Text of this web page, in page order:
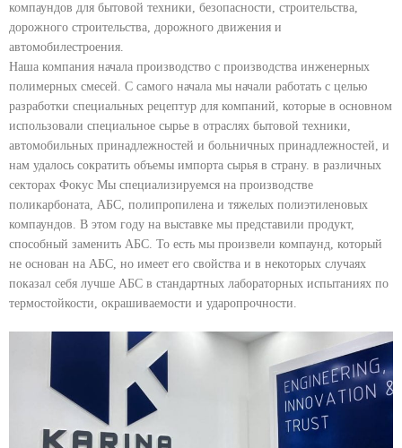
компаундов для бытовой техники, безопасности, строительства,
дорожного строительства, дорожного движения и
автомобилестроения.
Наша компания начала производство с производства инженерных
полимерных смесей. С самого начала мы начали работать с целью
разработки специальных рецептур для компаний, которые в основном
использовали специальное сырье в отраслях бытовой техники,
автомобильных принадлежностей и больничных принадлежностей, и
нам удалось сократить объемы импорта сырья в страну. в различных
секторах Фокус Мы специализируемся на производстве
поликарбоната, АБС, полипропилена и тяжелых полиэтиленовых
компаундов. В этом году на выставке мы представили продукт,
способный заменить АБС. То есть мы произвели компаунд, который
не основан на АБС, но имеет его свойства и в некоторых случаях
показал себя лучше АБС в стандартных лабораторных испытаниях по
термостойкости, окрашиваемости и ударопрочности.